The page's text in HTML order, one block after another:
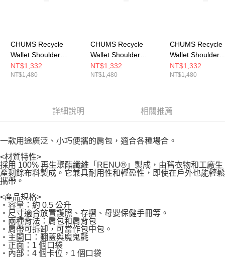
CHUMS Recycle
Wallet Shoulder
Pouch兩用肩背包 黑色
CH604094K001
NT$1,332
NT$1,480
CHUMS Recycle
Wallet Shoulder
Pouch兩用肩背包 粉紅
CH604094R018
NT$1,332
NT$1,480
CHUMS Recycle
Wallet Shoulder
Pouch兩用肩背包
Circus
NT$1,332
NT$1,480
詳細說明 相關推薦
一款用途廣泛、小巧便攜的肩包，適合各種場合。
<材質特性>
採用 100% 再生聚酯纖維「RENU®」製成，由舊衣物和工廠生
產剩餘布料製成。它兼具耐用性和輕盈性，即使在戶外也能輕鬆
攜帶。
<產品規格>
・容量：約 0.5 公升
・尺寸適合放置護照、存摺、母嬰保健手冊等。
・兩種背法：肩包和肩背包
・肩帶可拆卸，可當作包中包。
・主開口：翻蓋與魔鬼氈
・正面：1 個口袋
・內部：4 個卡位，1 個口袋